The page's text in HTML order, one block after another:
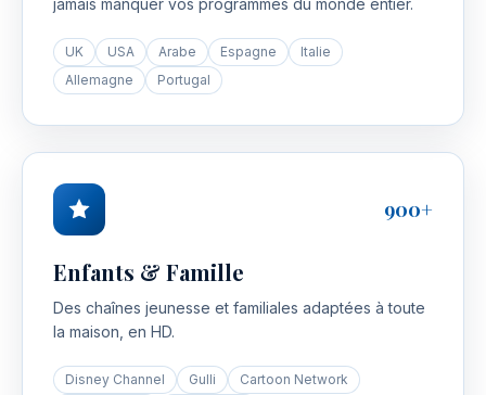
jamais manquer vos programmes du monde entier.
UK USA Arabe Espagne
Italie
Allemagne
Portugal
900+
Enfants & Famille
Des chaînes jeunesse et familiales adaptées à toute
la maison, en HD.
Disney Channel Gulli
Cartoon Network